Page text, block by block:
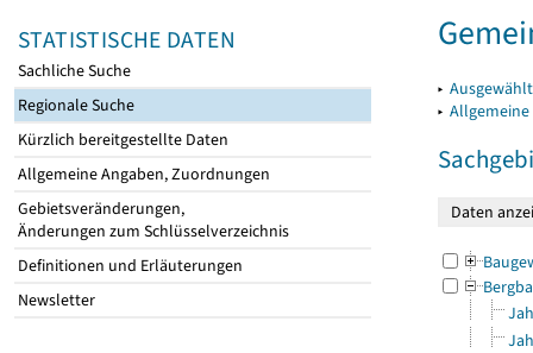
STATISTISCHE DATEN
Sachliche Suche
Regionale Suche
Kürzlich bereitgestellte Daten
Allgemeine Angaben, Zuordnungen
Gebietsveränderungen,
Änderungen zum Schlüsselverzeichnis
Definitionen und Erläuterungen
Newsletter
▸
▸